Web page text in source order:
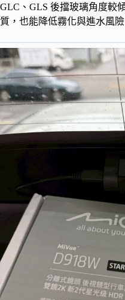
GLC、GLS 後擋玻璃角度較
質，也能降低霧化與進水風